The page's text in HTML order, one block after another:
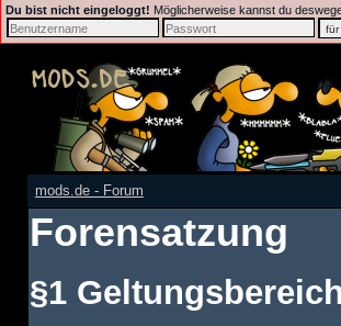
Du bist nicht eingeloggt! Möglicherweise kannst du
mods.de - Forum
Forensatzung
§1 Geltungsbereich